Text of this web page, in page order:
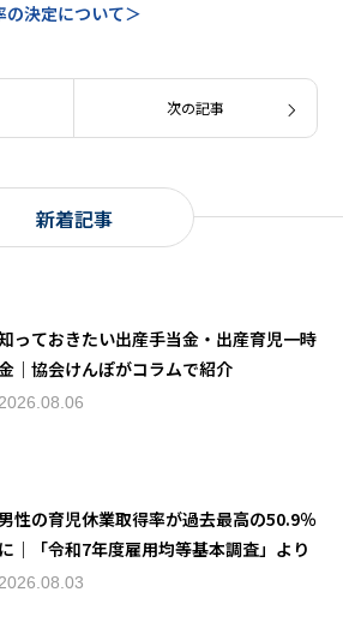
決定について＞
次の記事
新着記事
っておきたい出産手当金・出産育児一時
｜協会けんぽがコラムで紹介
男性の育児休業取得率が過去最高の50.9％
に｜「令和7年度雇用均等基本調査」より